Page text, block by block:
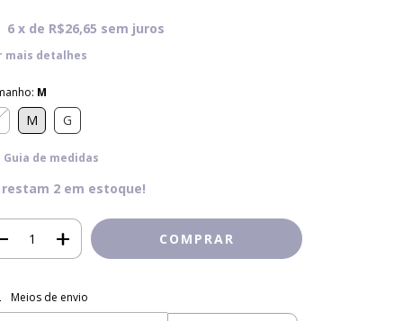
6 x de R$26,65 sem juros
mais detalhes
M
M G
Guia de medidas
restam 2 em estoque!
para o CEP:
Meios de envio